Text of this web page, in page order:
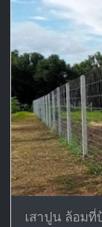
เสาปูน ล้อมที่